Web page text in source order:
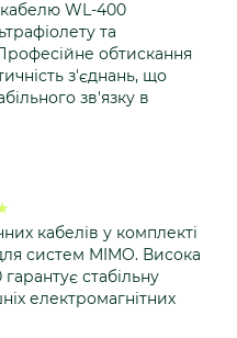
WL-400
та
обтискання
з'єднань, що
зв'язку в
кабелів у комплекті
систем MIMO. Висока
стабільну
електромагнітних